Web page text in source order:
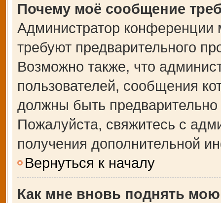
Почему моё сообщение
Администратор
требуют предварительного
Возможно также, что
пользователей, сообщения
должны быть
Пожалуйста, свяжитесь с
получения дополнительной
Вернуться к началу
Как мне вновь поднять